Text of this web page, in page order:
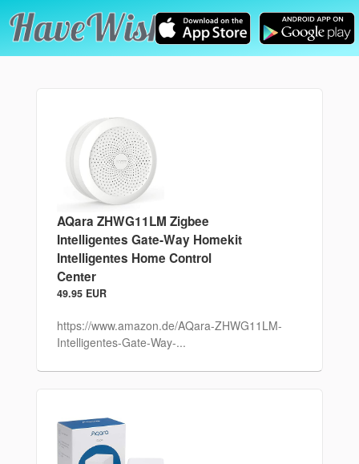
AQara ZHWG11LM Zigbee
Intelligentes Gate-Way Homekit
Intelligentes Home Control
Center
49.95 EUR
https://www.amazon.de/AQara-ZHWG11LM-
Intelligentes-Gate-Way-...